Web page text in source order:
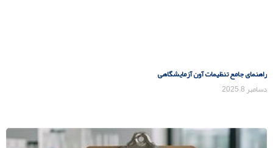
راهنمای جامع تنظیمات آون آزمایشگاهی
دسامبر 8, 2025